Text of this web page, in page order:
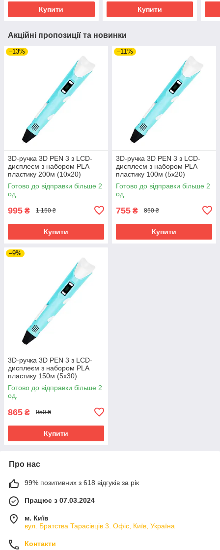
Купити Купити
Акційні пропозиції та новинки
–13%
3D-ручка 3D PEN 3 з LCD-
дисплеєм з набором PLA
пластику 200м (10х20)
Блакитний
Готово до відправки більше 2
од.
995 ₴ 1 150 ₴
Купити
–11%
3D-ручка 3D PEN 3 з LCD-
дисплеєм з набором PLA
пластику 100м (5х20)
Блакитний
Готово до відправки більше 2
од.
755 ₴ 850 ₴
Купити
–9%
3D-ручка 3D PEN 3 з LCD-
дисплеєм з набором PLA
пластику 150м (5х30)
Блакитний
Готово до відправки більше 2
од.
865 ₴ 950 ₴
Купити
Про нас
99% позитивних з 618 відгуків за рік
Працює з 07.03.2024
м. Київ
вул. Братства Тарасівців 3. Офіс, Київ, Україна
Контакти